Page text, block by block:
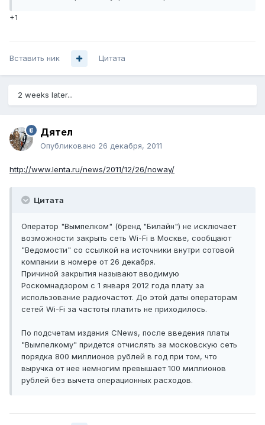
+1
Вставить ник Цитата
2 weeks later...
Дятел
Опубликовано 26 декабря, 2011
http://www.lenta.ru/news/2011/12/26/noway/
Цитата
Оператор "Вымпелком" (бренд "Билайн") не исключает
возможности закрыть сеть Wi-Fi в Москве, сообщают
"Ведомости" со ссылкой на источники внутри сотовой
компании в номере от 26 декабря.
Причиной закрытия называют вводимую
Роскомнадзором с 1 января 2012 года плату за
использование радиочастот. До этой даты операторам
сетей Wi-Fi за частоты платить не приходилось.
По подсчетам издания CNews, после введения платы
"Вымпелкому" придется отчислять за московскую сеть
порядка 800 миллионов рублей в год при том, что
выручка от нее немногим превышает 100 миллионов
рублей без вычета операционных расходов.